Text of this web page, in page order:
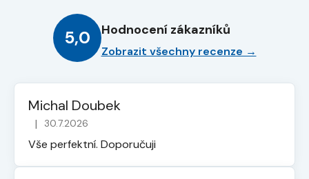
5,0 Hodnocení zákazníků
Zobrazit všechny recenze →
Michal Doubek
Hodnocení obchodu je 5 z 5 hvězdiček.
| 30.7.2026
Vše perfektní. Doporučuji